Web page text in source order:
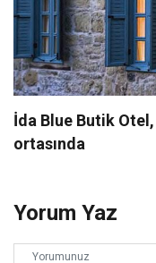
İda Blue Butik
ortasında
Yorum Yaz